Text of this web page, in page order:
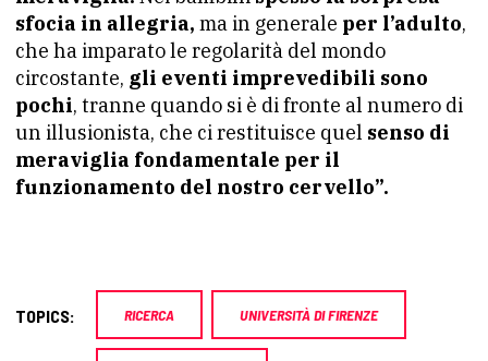
sfocia in allegria, ma in generale per l’adulto,
che ha imparato le regolarità del mondo
circostante, gli eventi imprevedibili sono
pochi, tranne quando si è di fronte al numero di
un illusionista, che ci restituisce quel senso di
meraviglia fondamentale per il
funzionamento del nostro cervello”.
TOPICS: RICERCA UNIVERSITÀ DI FIRENZE